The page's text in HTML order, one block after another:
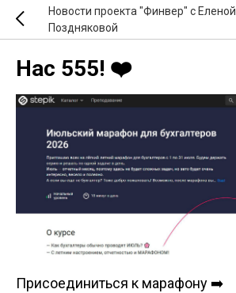
Новости проекта "Финвер" с Еленой
Поздняковой
Нас 555! ❤️
Присоединиться к марафону ➡️